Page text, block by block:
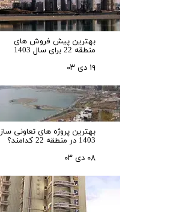
بهترین پیش فروش های
منطقه 22 برای سال 1403
۱۹ دی ۰۳
بهترین پروژه های تعاونی ساز
1403 در منطقه 22 کدامند؟
۰۸ دی ۰۳